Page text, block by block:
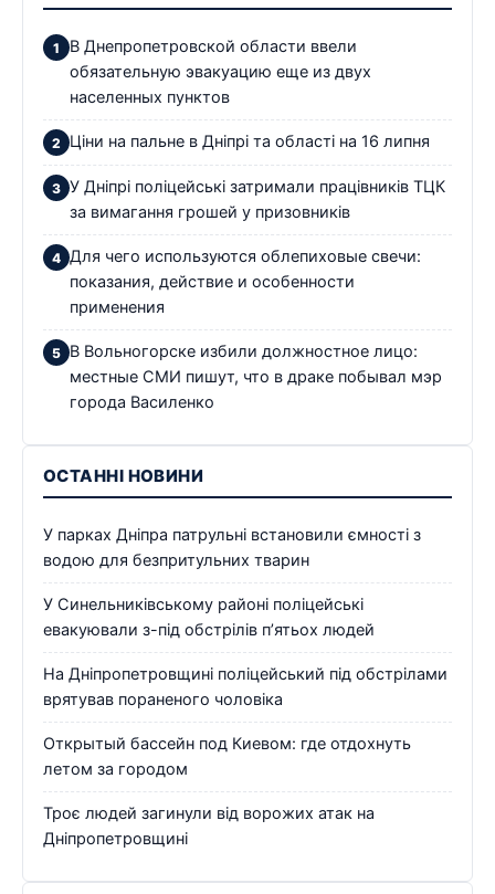
В Днепропетровской области ввели
обязательную эвакуацию еще из двух
населенных пунктов
Ціни на пальне в Дніпрі та області на 16 липня
У Дніпрі поліцейські затримали працівників ТЦК
за вимагання грошей у призовників
Для чего используются облепиховые свечи:
показания, действие и особенности
применения
В Вольногорске избили должностное лицо:
местные СМИ пишут, что в драке побывал мэр
города Василенко
ОСТАННІ НОВИНИ
У парках Дніпра патрульні встановили ємності з
водою для безпритульних тварин
У Синельниківському районі поліцейські
евакуювали з-під обстрілів п’ятьох людей
На Дніпропетровщині поліцейський під обстрілами
врятував пораненого чоловіка
Открытый бассейн под Киевом: где отдохнуть
летом за городом
Троє людей загинули від ворожих атак на
Дніпропетровщині